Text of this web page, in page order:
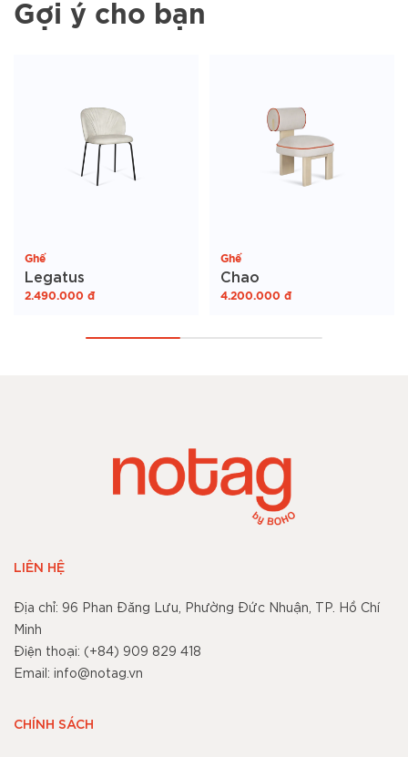
Gợi ý cho bạn
Ghế
Legatus
2.490.000 đ
Ghế
Chao
4.200.000 đ
LIÊN HỆ
Địa chỉ: 96 Phan Đăng Lưu, Phường Đức Nhuận, TP. Hồ Chí
Minh
Điện thoại: (+84) 909 829 418
Email: info@notag.vn
CHÍNH SÁCH